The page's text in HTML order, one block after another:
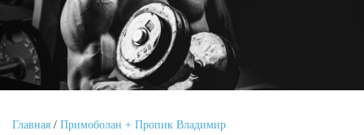
Главная / Примоболан + Пропик Владимир